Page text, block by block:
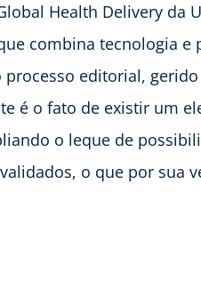
Health Delivery da
combina tecnologia e
editorial,
é o fato de existir um
o leque de
o que por sua